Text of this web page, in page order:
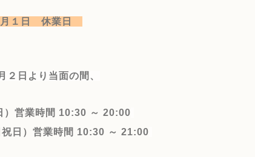
月１日 休業日
２日より当面の間、
営業時間 10:30 ～ 20:00
日） 営業時間 10:30 ～ 21:00